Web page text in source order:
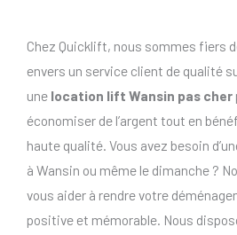
Chez Quicklift, nous sommes fiers
envers un service client de qualité
une location lift Wansin pas cher
économiser de l’argent tout en
haute qualité. Vous avez besoin
à Wansin ou même le dimanche ?
vous aider à rendre votre
positive et mémorable. Nous